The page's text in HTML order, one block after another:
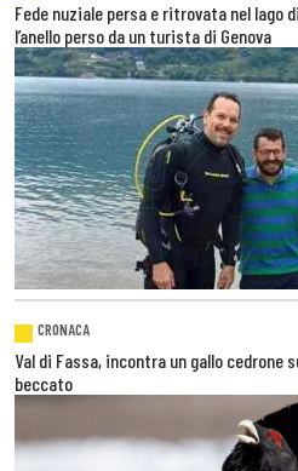
Fede nuziale persa e ritrovata nel lago
l’anello perso da un turista di Genova
CRONACA
Val di Fassa, incontra un gallo
beccato